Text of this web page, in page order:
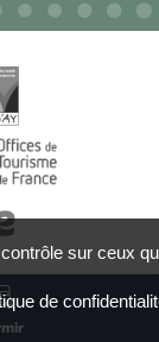
sur ceux
de